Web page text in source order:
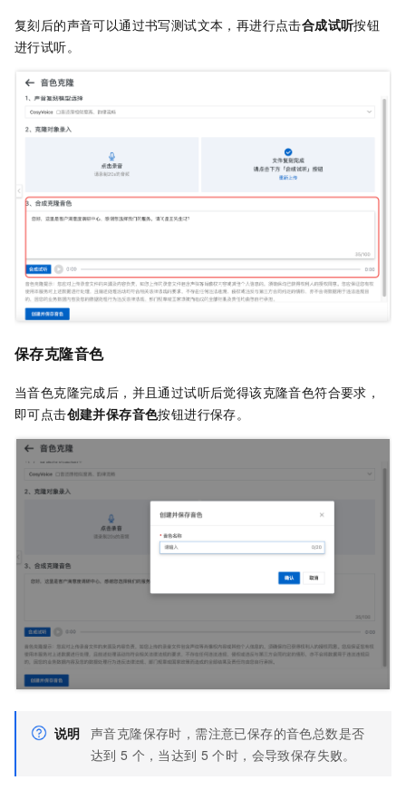
复刻后的声音可以通过书写测试文本，再进行点击合成试听按钮
进行试听。
保存克隆音色
当音色克隆完成后，并且通过试听后觉得该克隆音色符合要求，
即可点击创建并保存音色按钮进行保存。
说明 声音克隆保存时，需注意已保存的音色总数是否
达到 5 个，当达到 5 个时，会导致保存失败。